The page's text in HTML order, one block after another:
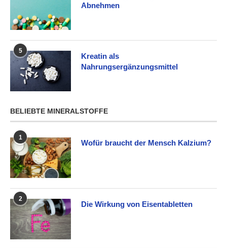
Abnehmen
5
Kreatin als
Nahrungsergänzungsmittel
BELIEBTE MINERALSTOFFE
1
Wofür braucht der Mensch Kalzium?
2
Die Wirkung von Eisentabletten